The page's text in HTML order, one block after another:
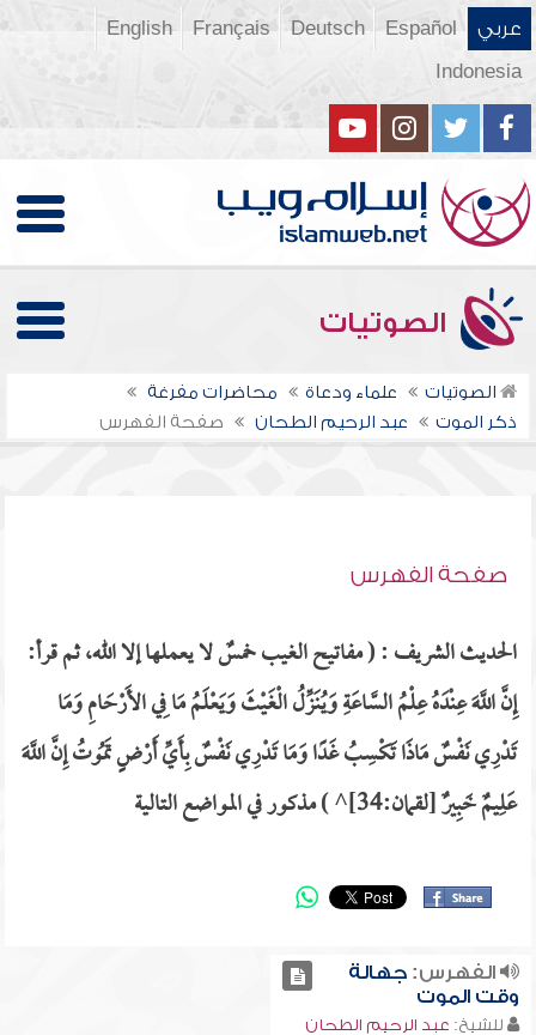
عربي Español
Deutsch
Français
English
Indonesia
الصوتيات
الصوتيات علماء ودعاة
محاضرات مفرغة
ذكر الموت
عبد الرحيم الطحان صفحة الفهرس
صفحة الفهرس
الحديث الشريف : ( مفاتيح الغيب خمسٌ لا يعملها إلا الله، ثم قرأ:
إِنَّ اللَّهَ عِنْدَهُ عِلْمُ السَّاعَةِ وَيُنَزِّلُ الْغَيْثَ وَيَعْلَمُ مَا فِي الأَرْحَامِ وَمَا
تَدْرِي نَفْسٌ مَاذَا تَكْسِبُ غَدًا وَمَا تَدْرِي نَفْسٌ بِأَيِّ أَرْضٍ تَمُوتُ إِنَّ اللَّهَ
عَلِيمٌ خَبِيرٌ [لقمان:34]^ ) مذكور في المواضع التالية
الفهرس:جهالة
وقت الموت
للشيخ: عبد الرحيم الطحان